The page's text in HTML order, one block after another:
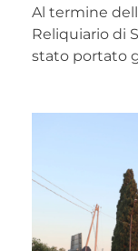
Al termine
Reliquiario di
stato portato